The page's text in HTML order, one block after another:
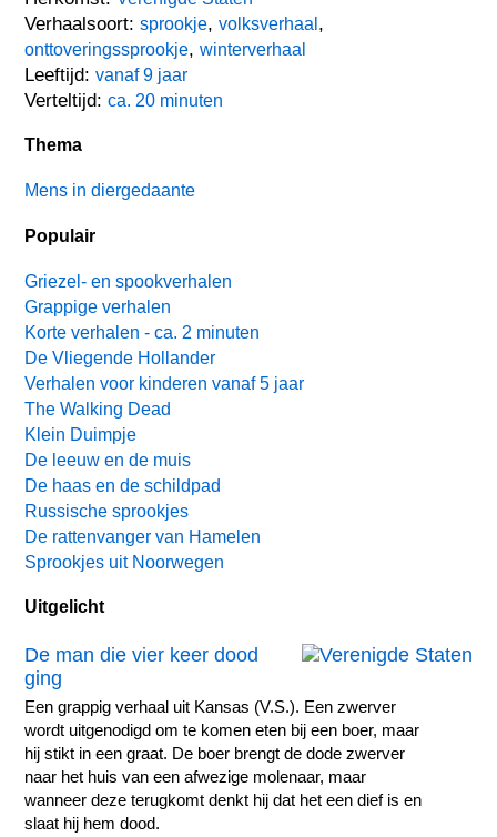
Verhaalsoort:sprookje,volksverhaal ,
onttoveringssprookje,winterverhaal
Leeftijd:vanaf 9 jaar
Verteltijd:ca. 20 minuten
Thema
Mens in diergedaante
Populair
Griezel- en spookverhalen
Grappige verhalen
Korte verhalen - ca. 2 minuten
De Vliegende Hollander
Verhalen voor kinderen vanaf 5 jaar
The Walking Dead
Klein Duimpje
De leeuw en de muis
De haas en de schildpad
Russische sprookjes
De rattenvanger van Hamelen
Sprookjes uit Noorwegen
Uitgelicht
De man die vier keer dood
ging
Een grappig verhaal uit Kansas (V.S.). Een zwerver
wordt uitgenodigd om te komen eten bij een boer, maar
hij stikt in een graat. De boer brengt de dode zwerver
naar het huis van een afwezige molenaar, maar
wanneer deze terugkomt denkt hij dat het een dief is en
slaat hij hem dood.